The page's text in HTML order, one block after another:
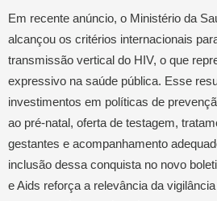
Em recente anúncio, o Ministério da
alcançou os critérios internacionais
transmissão vertical do HIV, o que
expressivo na saúde pública. Esse
investimentos em políticas de
ao pré-natal, oferta de testagem,
gestantes e acompanhamento
inclusão dessa conquista no novo
e Aids reforça a relevância da